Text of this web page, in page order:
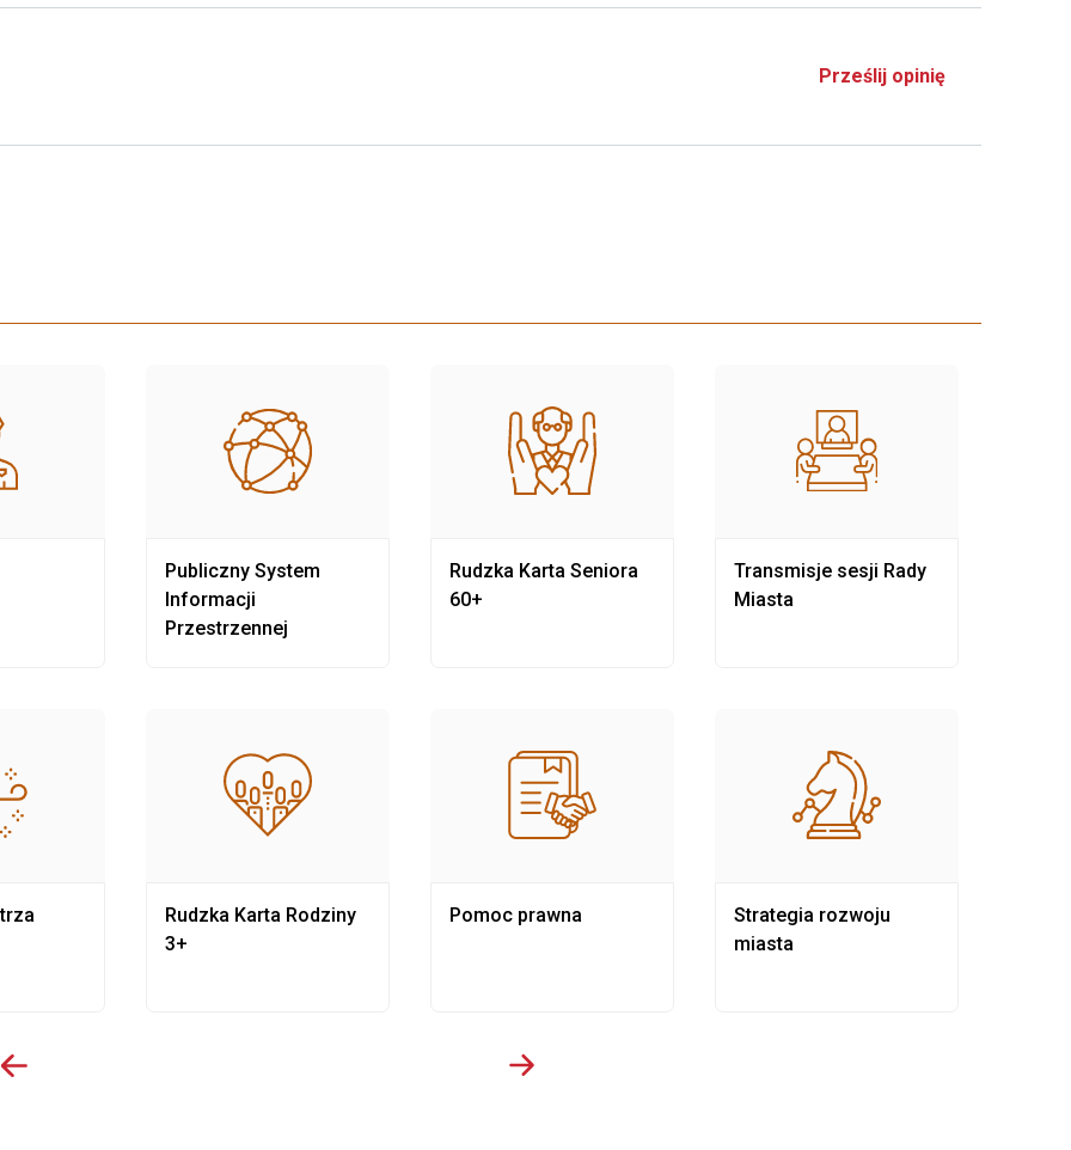
Prześlij opinię
Publiczny System
Informacji
Przestrzennej
Rudzka Karta Rodziny
3+
Rudzka Karta Seniora
60+
Pomoc prawna
Transmisje sesji Rady
Miasta
Strategia rozwoju
miasta